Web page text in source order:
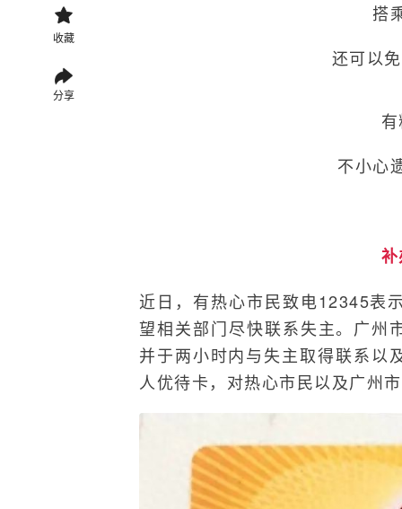
收藏
分享
搭
还可以
不小心
近日，有热心市民致电12345表
望相关部门尽快联系失主。广州
并于两小时内与失主取得联系以
人优待卡，对热心市民以及广州